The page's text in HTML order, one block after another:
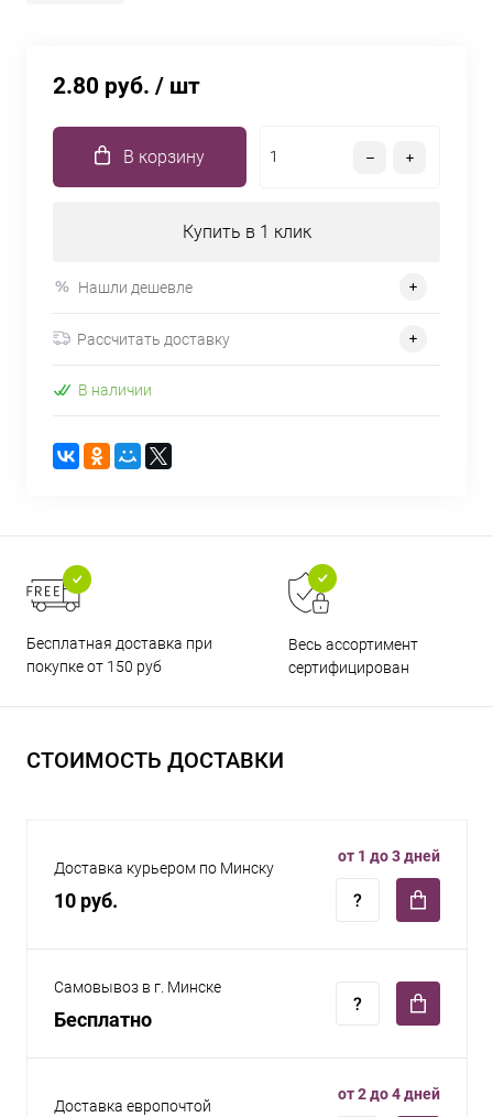
2.80 руб. / шт
В корзину
Купить в 1 клик
Нашли дешевле
Рассчитать доставку
В наличии
Бесплатная доставка при
покупке от 150 руб
Весь ассортимент
сертифицирован
СТОИМОСТЬ ДОСТАВКИ
Доставка курьером по Минску
10 руб.
от 1 до 3 дней
Самовывоз в г. Минске
Бесплатно
Доставка европочтой
от 2 до 4 дней